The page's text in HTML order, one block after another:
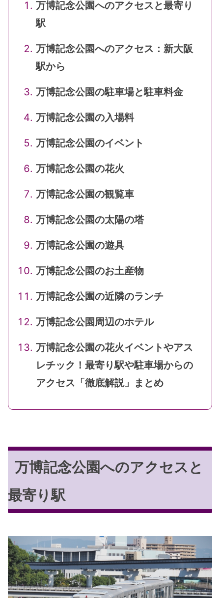
万博記念公園へのアクセスと最寄り
駅
万博記念公園へのアクセス：新大阪
駅から
万博記念公園の駐車場と駐車料金
万博記念公園の入場料
万博記念公園のイベント
万博記念公園の花火
万博記念公園の観覧車
万博記念公園の太陽の塔
万博記念公園の遊具
万博記念公園のお土産物
万博記念公園の近隣のランチ
万博記念公園周辺のホテル
万博記念公園の花火イベントやアス
レチック！最寄り駅や駐車場からの
アクセス「徹底解説」まとめ
万博記念公園へのアクセスと
最寄り駅